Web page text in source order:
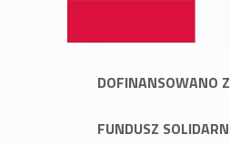
DOFINANSOWANO
FUNDUSZ